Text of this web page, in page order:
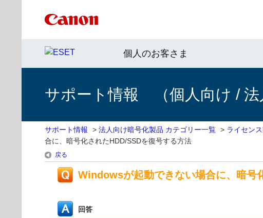
個人のお客さま
サポート情報 （個人向け / 法
サポート情報 > 法人向け暗号化製品 カテゴリー一覧 > ライセン
合に、暗号化されたHDD/SSDを復号する方法
戻る
Windowsが起動できない場合に、暗号
回答